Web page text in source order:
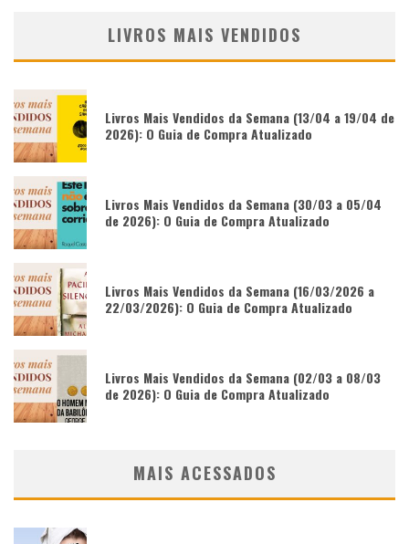
LIVROS MAIS VENDIDOS
Livros Mais Vendidos da Semana (13/04 a 19/04 de
2026): O Guia de Compra Atualizado
Livros Mais Vendidos da Semana (30/03 a 05/04
de 2026): O Guia de Compra Atualizado
Livros Mais Vendidos da Semana (16/03/2026 a
22/03/2026): O Guia de Compra Atualizado
Livros Mais Vendidos da Semana (02/03 a 08/03
de 2026): O Guia de Compra Atualizado
MAIS ACESSADOS